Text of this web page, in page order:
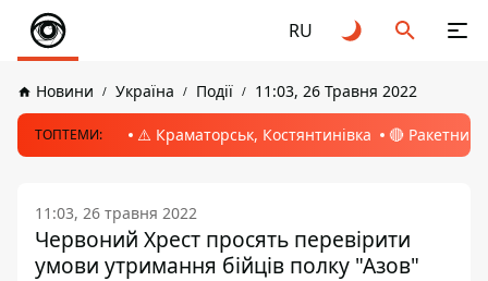
RU
Новини Україна Події 11:03, 26 Травня 2022
ТОПТЕМИ: ⚠️ Краматорськ, Костянтинівка 🔴 Ракетний
11:03, 26 травня 2022
Червоний Хрест просять перевірити
умови утримання бійців полку "Азов"